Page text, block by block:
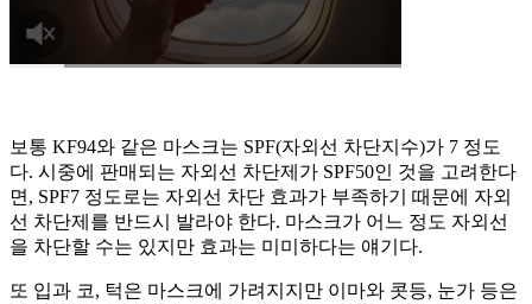
보통 KF94와 같은 마스크는 SPF(자외선 차단지수)가 7 정도
다. 시중에 판매되는 자외선 차단제가 SPF50인 것을 고려한다
면, SPF7 정도로는 자외선 차단 효과가 부족하기 때문에 자외
선 차단제를 반드시 발라야 한다. 마스크가 어느 정도 자외선
을 차단할 수는 있지만 효과는 미미하다는 얘기다.
또 입과 코, 턱은 마스크에 가려지지만 이마와 콧등, 눈가 등은